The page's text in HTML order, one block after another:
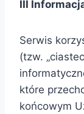
III
Serwis
(tzw.
które
końcowym